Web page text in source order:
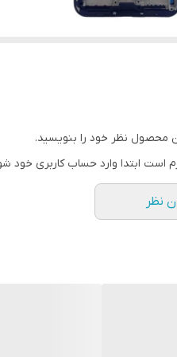
محصول نظر خود را بنویسید.
است ابتدا وارد حساب کاربری خود
نظر